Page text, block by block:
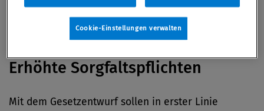
Wirtschaftsstandorts und die Reputation der
Marktakteure“ dar, heißt es in einer Pressemeldung.
Erhöhte Sorgfaltspflichten
Mit dem Gesetzentwurf sollen in erster Linie
Cookie-Einstellungen verwalten